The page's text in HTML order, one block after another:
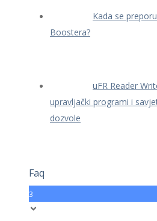
Kada se
Boostera?
uFR Reader
upravljački programi i
dozvole
Faq
3